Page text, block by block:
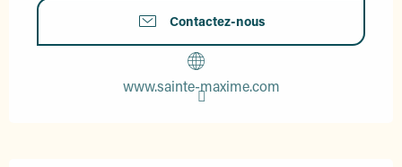
Contactez-nous
www.sainte-maxime.com